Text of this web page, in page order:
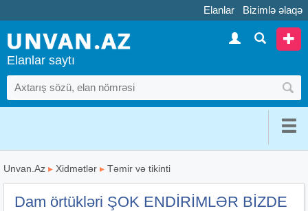
Elanlar Bizimlə əlaqə
Elanlar saytı
Unvan.Az ▸ Xidmətlər ▸ Təmir və tikinti
Dam örtükləri ŞOK ENDİRİMLƏR BİZDE